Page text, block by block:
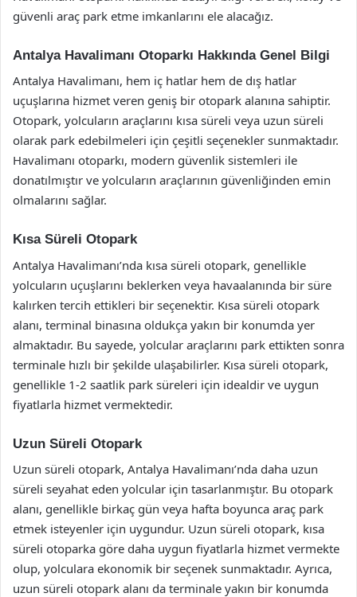
güvenli araç park etme imkanlarını ele alacağız.
Antalya Havalimanı Otoparkı Hakkında Genel Bilgi
Antalya Havalimanı, hem iç hatlar hem de dış hatlar
uçuşlarına hizmet veren geniş bir otopark alanına sahiptir.
Otopark, yolcuların araçlarını kısa süreli veya uzun süreli
olarak park edebilmeleri için çeşitli seçenekler sunmaktadır.
Havalimanı otoparkı, modern güvenlik sistemleri ile
donatılmıştır ve yolcuların araçlarının güvenliğinden emin
olmalarını sağlar.
Kısa Süreli Otopark
Antalya Havalimanı’nda kısa süreli otopark, genellikle
yolcuların uçuşlarını beklerken veya havaalanında bir süre
kalırken tercih ettikleri bir seçenektir. Kısa süreli otopark
alanı, terminal binasına oldukça yakın bir konumda yer
almaktadır. Bu sayede, yolcular araçlarını park ettikten sonra
terminale hızlı bir şekilde ulaşabilirler. Kısa süreli otopark,
genellikle 1-2 saatlik park süreleri için idealdir ve uygun
fiyatlarla hizmet vermektedir.
Uzun Süreli Otopark
Uzun süreli otopark, Antalya Havalimanı’nda daha uzun
süreli seyahat eden yolcular için tasarlanmıştır. Bu otopark
alanı, genellikle birkaç gün veya hafta boyunca araç park
etmek isteyenler için uygundur. Uzun süreli otopark, kısa
süreli otoparka göre daha uygun fiyatlarla hizmet vermekte
olup, yolculara ekonomik bir seçenek sunmaktadır. Ayrıca,
uzun süreli otopark alanı da terminale yakın bir konumda